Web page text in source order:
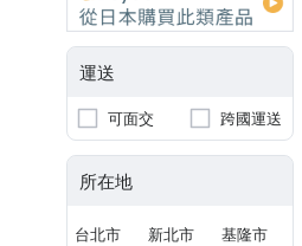
運送
可面交 跨國運送
所在地
台北市 新北市 基隆市